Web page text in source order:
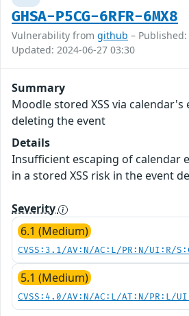
GHSA-P5CG-6RFR-6MX8
Vulnerability from github – Published:
Updated: 2024-06-27 03:30
Summary
Moodle stored XSS via
deleting the event
Details
Insufficient escaping of calendar
in a stored XSS risk in the event
Severity
6.1 (Medium)
CVSS:3.1/AV:N/AC:L/PR:N/UI:R/
5.1 (Medium)
CVSS:4.0/AV:N/AC:L/AT:N/PR:L/